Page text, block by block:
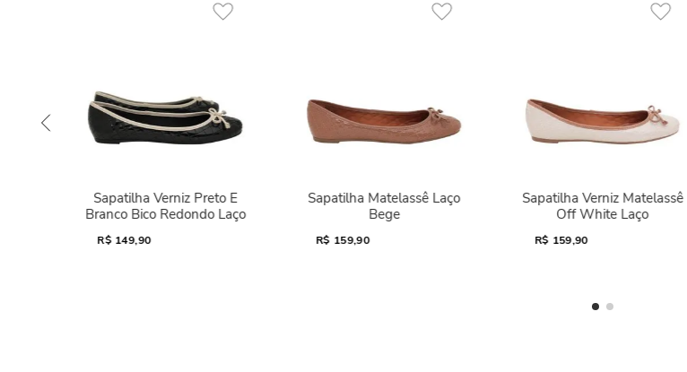
Sapatilha Verniz Preto E
Branco Bico Redondo Laço
R$ 149,90
Sapatilha Matelassê Laço
Bege
R$ 159,90
Sapatilha Verniz Matelassê
Off White Laço
R$ 159,90